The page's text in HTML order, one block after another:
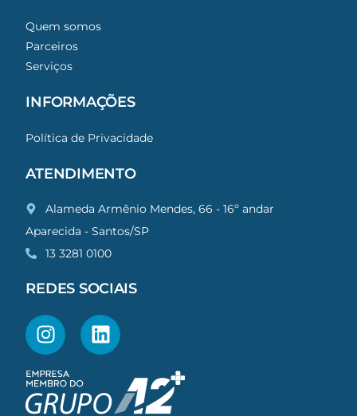
Quem somos
Parceiros
Serviços
INFORMAÇÕES
Política de Privacidade
ATENDIMENTO
Alameda Armênio Mendes, 66 - 16º andar
Aparecida - Santos/SP
13 3281 0100
REDES SOCIAIS